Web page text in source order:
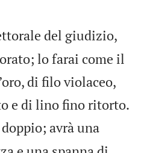
del giudizio,
lo farai come il
di filo violaceo,
e di lino fino ritorto.
avrà una